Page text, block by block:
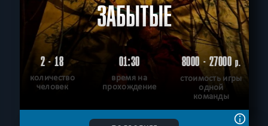
ЗАБЫТЫЕ
2 - 18
количество
человек
01:30
время на
прохождение
8000 - 27000р.
стоимость игры
одной
команды